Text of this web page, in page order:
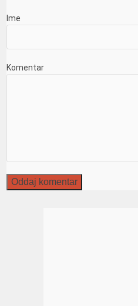
Ime
Komentar